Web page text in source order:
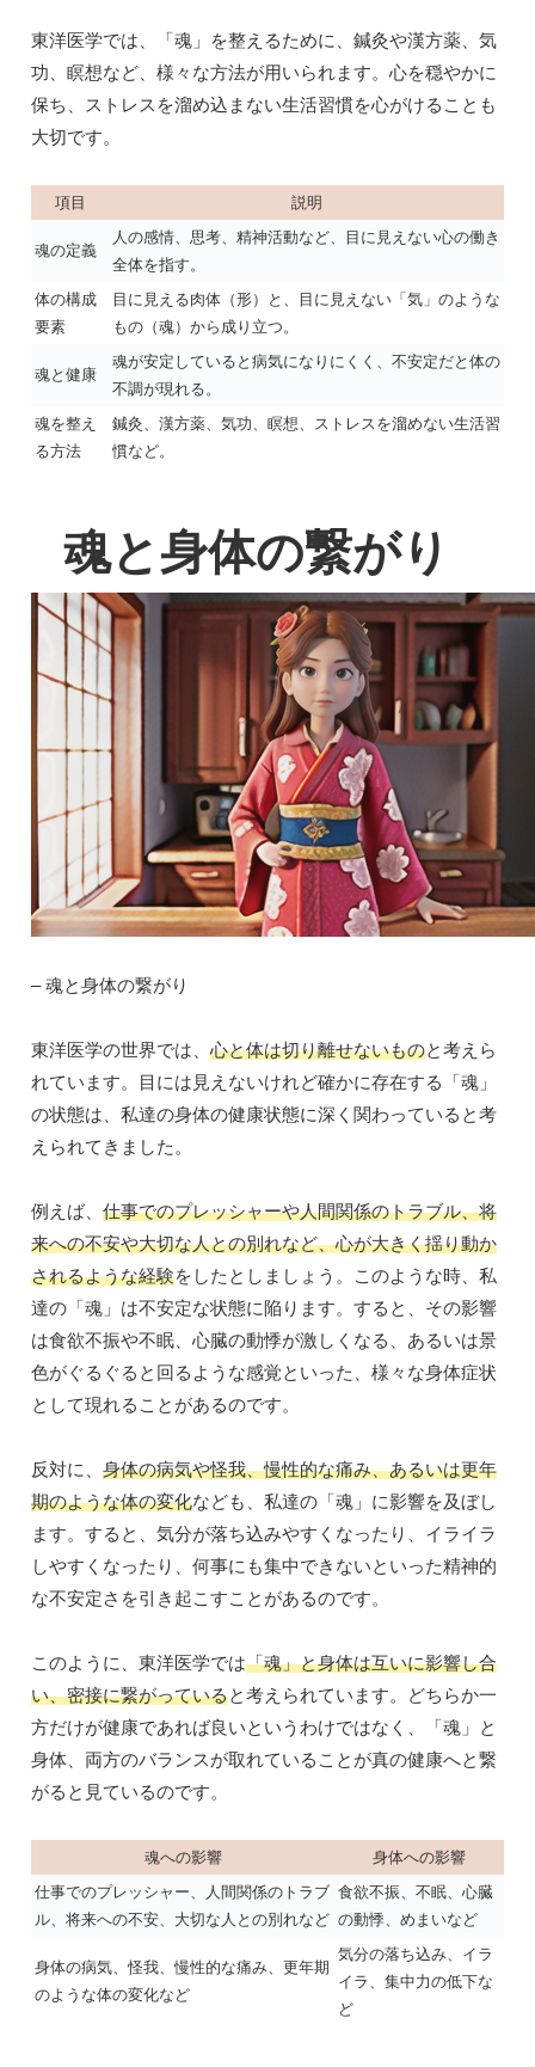
東洋医学では、「魂」を整えるために、鍼灸や漢方薬、気
功、瞑想など、様々な方法が用いられます。心を穏やかに
保ち、ストレスを溜め込まない生活習慣を心がけることも
大切です。
項目 説明
魂の定義
人の感情、思考、精神活動など、目に見えない心の働き
全体を指す。
体の構成
要素
目に見える肉体（形）と、目に見えない「気」のような
もの（魂）から成り立つ。
魂と健康
魂が安定していると病気になりにくく、不安定だと体の
不調が現れる。
魂を整え
る方法
鍼灸、漢方薬、気功、瞑想、ストレスを溜めない生活習
慣など。
魂と身体の繋がり
– 魂と身体の繋がり
東洋医学の世界では、 心と体は切り離せないものと考えら
れています。目には見えないけれど確かに存在する「魂」
の状態は、私達の身体の健康状態に深く関わっていると考
えられてきました。
例えば、 仕事でのプレッシャーや人間関係のトラブル、将
来への不安や大切な人との別れなど、心が大きく揺り動か
されるような経験をしたとしましょう。このような時、私
達の「魂」は不安定な状態に陥ります。すると、その影響
は食欲不振や不眠、心臓の動悸が激しくなる、あるいは景
色がぐるぐると回るような感覚といった、様々な身体症状
として現れることがあるのです。
反対に、 身体の病気や怪我、慢性的な痛み、あるいは更年
期のような体の変化なども、私達の「魂」に影響を及ぼし
ます。すると、気分が落ち込みやすくなったり、イライラ
しやすくなったり、何事にも集中できないといった精神的
な不安定さを引き起こすことがあるのです。
このように、東洋医学では「魂」と身体は互いに影響し合
い、密接に繋がっていると考えられています。どちらか一
方だけが健康であれば良いというわけではなく、「魂」と
身体、両方のバランスが取れていることが真の健康へと繋
がると見ているのです。
魂への影響
身体への影響
仕事でのプレッシャー、人間関係のトラブ
ル、将来への不安、大切な人との別れなど
食欲不振、不眠、心臓
の動悸、めまいなど
身体の病気、怪我、慢性的な痛み、更年期
のような体の変化など
気分の落ち込み、イラ
イラ、集中力の低下な
ど